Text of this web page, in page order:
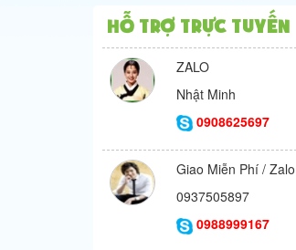
Hỗ trợ trực tuyến
ZALO
Nhật Minh
0908625697
Giao Miễn Phí / Zalo
0937505897
0988999167